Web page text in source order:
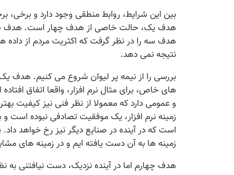
بین این شرایط، روابط منطقی وجود دارد و
هدف یک، حالت خاصی از هدف چهار است. هدف سه
هدف سه را در نظر گرفت که اکثریت مردم از داده
نتیجه نمی دهد.
بررسی را از نیمه پر لیوان شروع می کنیم. هدف
های خاص، برای مثال نرم افزار، واقعا اتفاق
و عمومی دارد که معمولا از نظر فنی نیز کیفیت
زمینه نرم افزار، یک موفقیت تصادفی نبوده
است که در آینده در صنایع دیگر نیز رخ خواهد
زمینه ها به آن دست یافته ایم و در زمینه های
هدف چهارم اما در آینده نزدیک، دست نیافتنی